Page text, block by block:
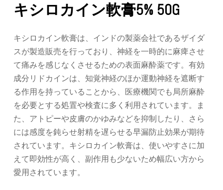
キシロカイン軟膏5% 50G
キシロカイン軟膏は、インドの製薬会社であるザイダ
スが製造販売を行っており、神経を一時的に麻痺させ
て痛みを感じなくさせるための表面麻酔薬です。有効
成分リドカインは、知覚神経のほか運動神経を遮断す
る作用を持っていることから、医療機関でも局所麻酔
を必要とする処置や検査に多く利用されています。ま
た、アトピーや皮膚のかゆみなどを抑制したり、さら
には感度を鈍らせ射精を遅らせる早漏防止効果が期待
されています。キシロカイン軟膏は、使いやすさに加
えて即効性が高く、副作用も少ないため幅広い方から
愛用されています。